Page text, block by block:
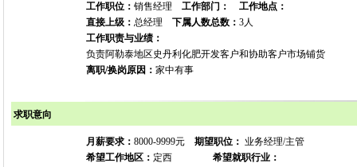
工作职位： 销售经理 工作部门：
工作地点：
直接上级： 总经理 下属人数总数： 3人
工作职责与业绩：
负责阿勒泰地区史丹利化肥开发客户和协助客户市场铺货
离职/换岗原因： 家中有事
求职意向
月薪要求： 8000-9999元 期望职位： 业务经理/主管
希望工作地区： 定西 希望就职行业：